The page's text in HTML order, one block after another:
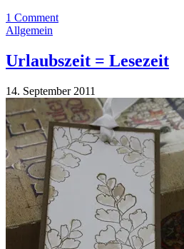
1 Comment
Allgemein
Urlaubszeit = Lesezeit
14. September 2011